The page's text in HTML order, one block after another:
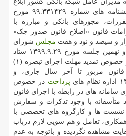
مدیران عامل شبکه بانکی کشور ابلاغ
گردیده، آمده است: پیرو بخشنامه های شماره ۳۳۱۴۲۹‏‏.۹۹ مورخ
کل مقررات، مجوزهای بانکی و مبارزه با
قانون «اصلاح قانون صدور چک»
و سیصد و نود و هفت مجلس شورای
اسلامی و ابلاغ مصوبه چهل و نهمین جلسه مورخ ۱۳۹۹.۹.۲۹ ستاد
ملی مدیریت بیماری کرونا در خصوص تمدید مهلت اجرای تبصره (۱)
به قانون مزبور تا آخر سال جاری، و
پرداخت در خصوص
سامانه های در رابطه با اجرای قانون
با وجود تذکرات و سفارش
نشست ها و کارگروه های تخصصی با
تعامل و هم سویی لازم درباب
مشاهده نگردیده و باتوجه به عدم